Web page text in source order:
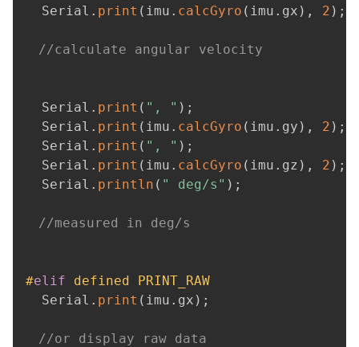
  Serial
. print ( imu . calcGyro ( imu . gx ) , 2 ) ;
//calculate angular velocity
  Serial
. print ( ", " ) ;
  Serial
. print ( imu . calcGyro ( imu . gy ) , 2 ) ;
  Serial
. print ( ", " ) ;
  Serial
. print ( imu . calcGyro ( imu . gz ) , 2 ) ;
  Serial
. println ( " deg/s" ) ;
//measured in deg/s
#elif
defined PRINT_RAW
  Serial
. print ( imu . gx ) ;
//or display raw data